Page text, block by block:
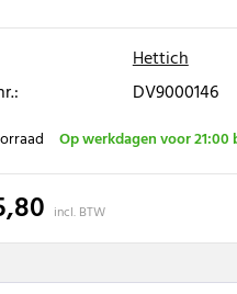
Hettich
DV9000146
Op werkdagen voor
incl. BTW